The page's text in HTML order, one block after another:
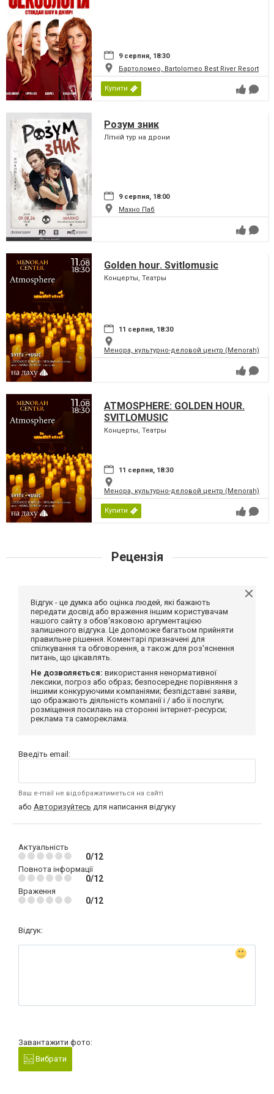
9 серпня, 18:30
Бартоломео, Bartolomeo Best River Resort
Купити
Розум зник
Літній тур на дрони
9 серпня, 18:00
Махно Паб
Golden hour. Svitlomusic
Концерты, Театры
11 серпня, 18:30
Менора, культурно-деловой центр (Menorah)
ATMOSPHERE: GOLDEN HOUR.
SVITLOMUSIC
Концерты, Театры
11 серпня, 18:30
Менора, культурно-деловой центр (Menorah)
Купити
Рецензія
Відгук - це думка або оцінка людей, які бажають
передати досвід або враження іншим користувачам
нашого сайту з обов'язковою аргументацією
залишеного відгука. Це допоможе багатьом прийняти
правильне рішення. Коментарі призначені для
спілкування та обговорення, а також для роз'яснення
питань, що цікавлять.
Не дозволяється: використання ненормативної
лексики, погроз або образ; безпосереднє порівняння з
іншими конкуруючими компаніями; безпідставні заяви,
що ображають діяльність компанії і / або її послуги;
розміщення посилань на сторонні інтернет-ресурси;
реклама та самореклама.
Введіть email:
Ваш e-mail не відображатиметься на сайті
або Авторизуйтесь для написання відгуку
Актуальність
0/12
Повнота інформації
0/12
Враження
0/12
Відгук:
Завантажити фото:
Вибрати